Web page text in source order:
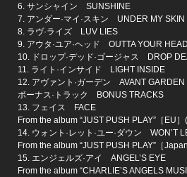
6. サンシャイン SUNSHINE
7. アンダー·マイ·スキン UNDER MY SKIN
8. ラヴ·ライズ LUV LIES
9. アウタ·ユア·ヘッド OUTTA YOUR HEAD
10. ドロップ·デッド·ゴージャス DROP
11. ライト·インサイド LIGHT INSIDE
12. アヴァント·ガーデン AVANT GARDEN
ボーナス·トラック BONUS TRACKS
13. フェイス FACE
From the album “JUST PUSH PLAY”［EU
14. ウォント·レット·ユー·ダウン WON’T
From the album “JUST PUSH PLAY”［
15. エンジェルズ·アイ ANGEL’S EYE
From the album “CHARLIE’S ANGELS